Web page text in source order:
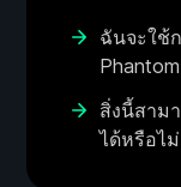
ฉันจะใช้
สิ่งนี้สาม
ได้หรือไม่